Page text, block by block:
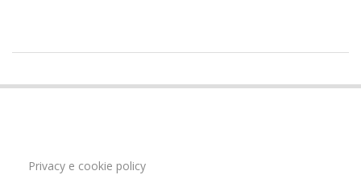
04-
Privacy e cookie policy